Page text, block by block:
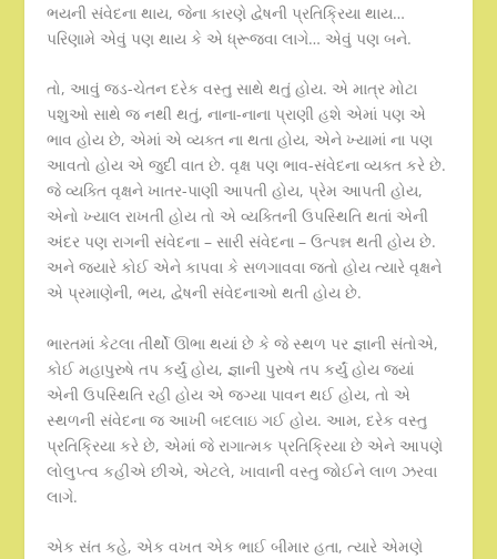
ભયની સંવેદના થાય, જેના કારણે દ્વેષની પ્રતિક્રિયા થાય…
પરિણામે એવું પણ થાય કે એ ધ્રૂજવા લાગે… એવું પણ બને.
તો, આવું જડ-ચેતન દરેક વસ્તુ સાથે થતું હોય. એ માત્ર મોટા
પશુઓ સાથે જ નથી થતું, નાના-નાના પ્રાણી હશે એમાં પણ એ
ભાવ હોય છે, એમાં એ વ્યક્ત ના થતા હોય, એને ખ્યામાં ના પણ
આવતો હોય એ જુદી વાત છે. વૃક્ષ પણ ભાવ-સંવેદના વ્યક્ત કરે છે.
જે વ્યક્તિ વૃક્ષને ખાતર-પાણી આપતી હોય, પ્રેમ આપતી હોય,
એનો ખ્યાલ રાખતી હોય તો એ વ્યક્તિની ઉપસ્થિતિ થતાં એની
અંદર પણ રાગની સંવેદના – સારી સંવેદના – ઉત્પન્ન થતી હોય છે.
અને જ્યારે કોઈ એને કાપવા કે સળગાવવા જતો હોય ત્યારે વૃક્ષને
એ પ્રમાણેની, ભય, દ્વેષની સંવેદનાઓ થતી હોય છે.
ભારતમાં કેટલા તીર્થો ઊભા થયાં છે કે જે સ્થળ પર જ્ઞાની સંતોએ,
કોઈ મહાપુરુષે તપ કર્યું હોય, જ્ઞાની પુરુષે તપ કર્યું હોય જ્યાં
એની ઉપસ્થિતિ રહી હોય એ જગ્યા પાવન થઈ હોય, તો એ
સ્થળની સંવેદના જ આખી બદલાઇ ગઈ હોય. આમ, દરેક વસ્તુ
પ્રતિક્રિયા કરે છે, એમાં જે રાગાત્મક પ્રતિક્રિયા છે એને આપણે
લોલુપ્ત્વ કહીએ છીએ, એટલે, ખાવાની વસ્તુ જોઈને લાળ ઝરવા
લાગે.
એક સંત કહે, એક વખત એક ભાઈ બીમાર હતા, ત્યારે એમણે